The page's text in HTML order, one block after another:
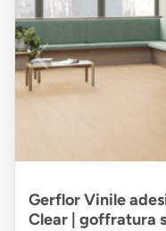
Gerflor Vinile
Clear | goffratura